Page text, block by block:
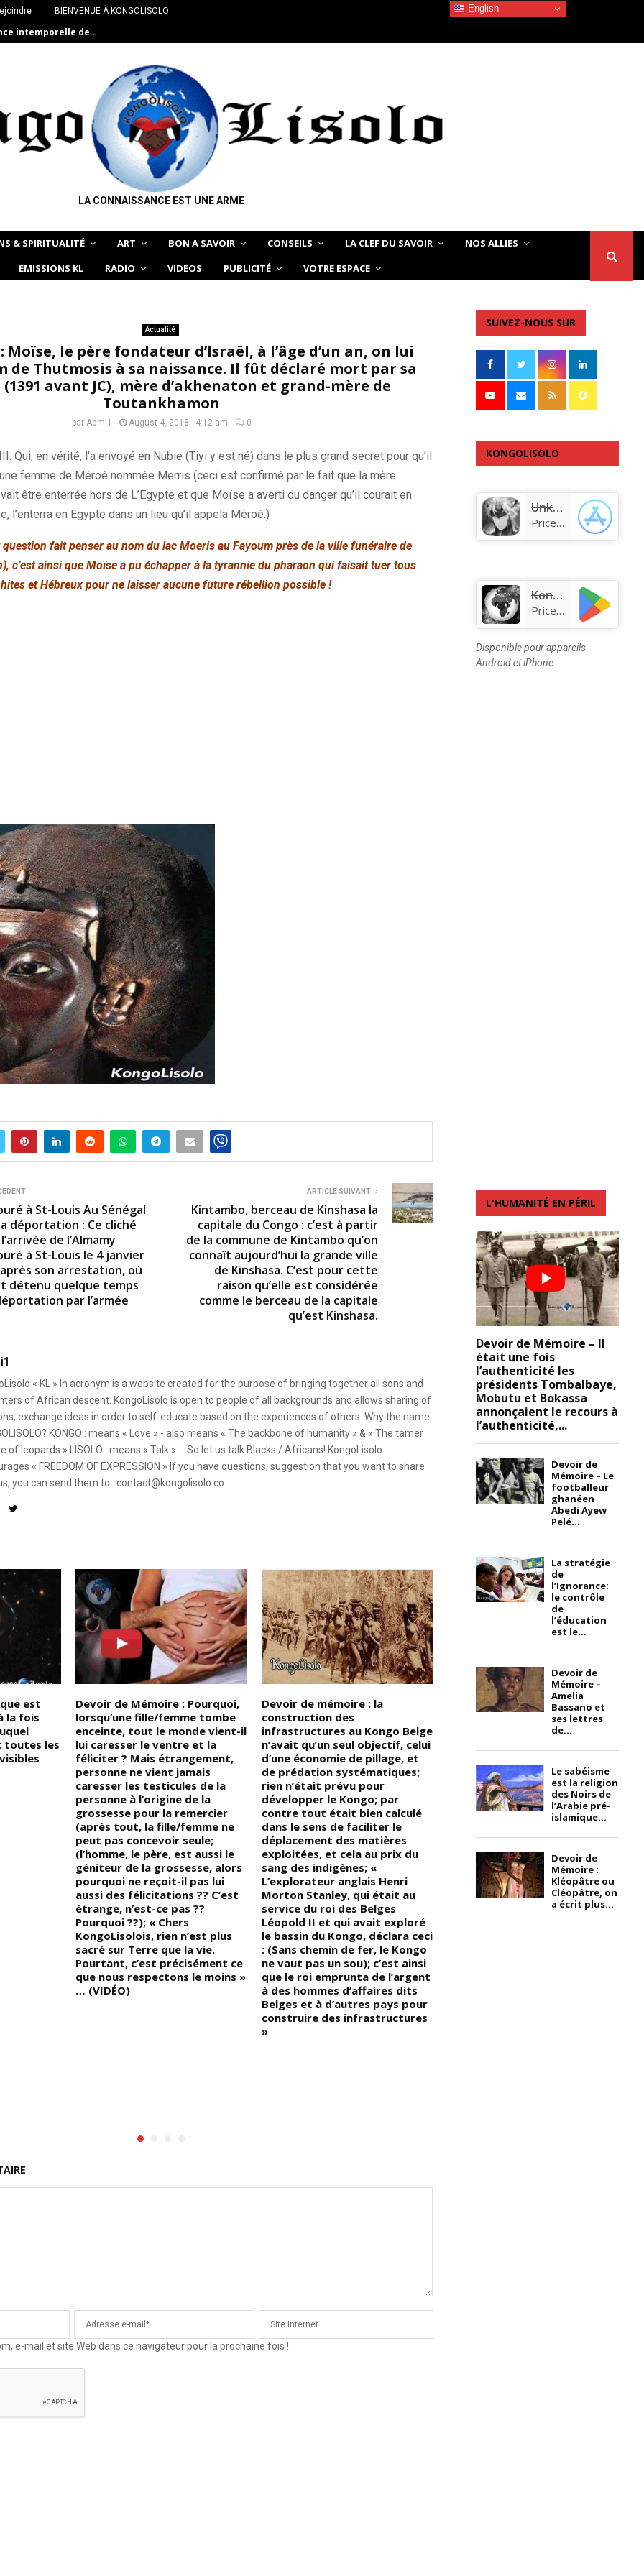
BIENVENUE À KONGOLISOLO
intemporelle de…
LA CONNAISSANCE EST UNE ARME
& SPIRITUALITÉ ART BON A SAVOIR CONSEILS LA CLEF DU SAVOIR
NOS ALLIES
EMISSIONS KL RADIO VIDEOS PUBLICITÉ VOTRE ESPACE
Actualité
Moïse, le père fondateur d’Israël, à l’âge d’un an, on lui
de Thutmosis à sa naissance. Il fût déclaré mort par sa
avant JC), mère d’akhenaton et grand-mère de
Toutankhamon
par Admi1 August 4, 2018 - 4:12 am 0
Qui, en vérité, l’a envoyé en Nubie (Tiyi y est né) dans le plus grand secret pour qu’il
femme de Méroé nommée Merris (ceci est confirmé par le fait que la mère
être enterrée hors de L’Egypte et que Moïse a averti du danger qu’il courait en
l’enterra en Egypte dans un lieu qu’il appela Méroé.)
question fait penser au nom du lac Moerisau Fayoum près de la ville funéraire de
, c’est ainsi que Moïse a pu échapper à la tyrannie du pharaon qui faisait tuer tous
et Hébreux pour ne laisser aucune future rébellion possible !
à St-Louis Au Sénégal
déportation : Ce cliché
de l’Almamy
à St-Louis le 4 janvier
son arrestation, où
détenu quelque temps
par l’armée
ARTICLE SUIVANT
Kintambo, berceau de Kinshasa la
capitale du Congo : c’est à partir
de la commune de Kintambo qu’on
connaît aujourd’hui la grande ville
de Kinshasa. C’est pour cette
raison qu’elle est considérée
comme le berceau de la capitale
qu’est Kinshasa.
« KL » In acronym is a website created for the purpose of bringing together all sons and
of African descent. KongoLisolo is open to people of all backgrounds and allows sharing of
exchange ideas in order to self-educate based on the experiences of others. Why the name
KONGO : means « Love » - also means « The backbone of humanity » & « The tamer
of leopards » LISOLO : means « Talk » ... So let us talk Blacks / Africans! KongoLisolo
« FREEDOM OF EXPRESSION » If you have questions, suggestion that you want to share
you can send them to : contact@kongolisolo.co
est
la fois
toutes les
Devoir de Mémoire : Pourquoi,
lorsqu’une fille/femme tombe
enceinte, tout le monde vient-il
lui caresser le ventre et la
féliciter ? Mais étrangement,
personne ne vient jamais
caresser les testicules de la
personne à l’origine de la
grossesse pour la remercier
(après tout, la fille/femme ne
peut pas concevoir seule;
(l’homme, le père, est aussi le
géniteur de la grossesse, alors
pourquoi ne reçoit-il pas lui
aussi des félicitations ?? C’est
étrange, n’est-ce pas ??
Pourquoi ??); « Chers
KongoLisolois, rien n’est plus
sacré sur Terre que la vie.
Pourtant, c’est précisément ce
que nous respectons le moins »
… (VIDÉO)
Devoir de mémoire : la
construction des
infrastructures au Kongo Belge
n’avait qu’un seul objectif, celui
d’une économie de pillage, et
de prédation systématiques;
rien n’était prévu pour
développer le Kongo; par
contre tout était bien calculé
dans le sens de faciliter le
déplacement des matières
exploitées, et cela au prix du
sang des indigènes; «
L’explorateur anglais Henri
Morton Stanley, qui était au
service du roi des Belges
Léopold II et qui avait exploré
le bassin du Kongo, déclara ceci
: (Sans chemin de fer, le Kongo
ne vaut pas un sou); c’est ainsi
que le roi emprunta de l’argent
à des hommes d’affaires dits
Belges et à d’autres pays pour
construire des infrastructures
»
SOS Covid-19 : Maman MKL de
la société civile et avocate du
peuple, à travers KongoLisolo,
Noirs/Africains, spécialement
vous les Congolais, à cause du
Corona virus, Maman MKL vous
adresse tout particulièrement
cette alerte à écouter et
intérioriser absolument » …
(VIDÉO)
e-mail et site Web dans ce navigateur pour la prochaine fois !
SUIVEZ-NOUS SUR
KONGOLISOLO
Unknown app
Price:Free
KongoLisolo
Price:Free
Disponible pour appareils
Android et iPhone.
L'HUMANITÉ EN PÉRIL
Devoir de Mémoire – Il
était une fois
l’authenticité les
présidents Tombalbaye,
Mobutu et Bokassa
annonçaient le recours à
l’authenticité,...
Devoir de
Mémoire – Le
footballeur
ghanéen
Abedi Ayew
Pelé...
La stratégie
de
l’Ignorance:
le contrôle
de
l’éducation
est le...
Devoir de
Mémoire –
Amelia
Bassano et
ses lettres
de...
Le sabéisme
est la religion
des Noirs de
l’Arabie pré-
islamique...
Devoir de
Mémoire :
Kléopâtre ou
Cléopâtre, on
a écrit plus...
English